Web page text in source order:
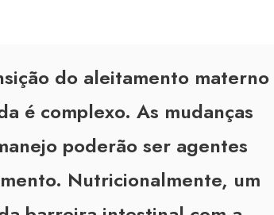
do aleitamento materno
é complexo. As mudanças
poderão ser agentes
Nutricionalmente, um